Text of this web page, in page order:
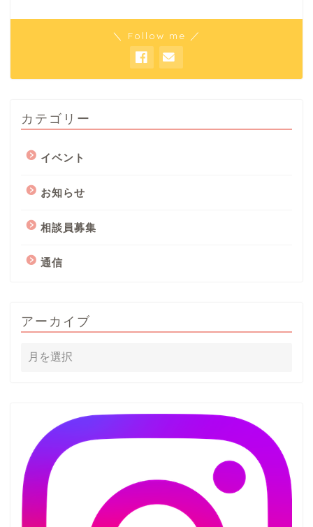
＼ Follow me ／
カテゴリー
イベント
お知らせ
相談員募集
通信
アーカイブ